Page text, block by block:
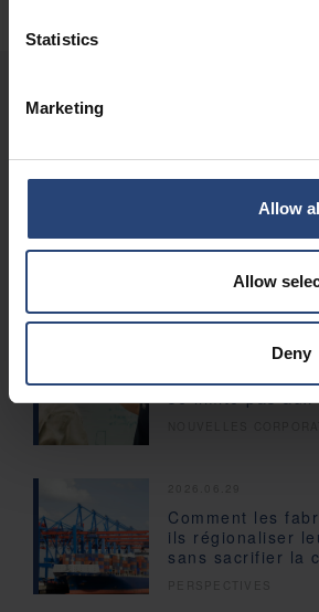
Statistics
Marketing
Allow
Allow
Deny
NOS DERNIÈRES NOUVELLES ET
NOUVELLES
d’administration
se limite pas aux
Comment les
ils régionaliser
sans sacrifier la